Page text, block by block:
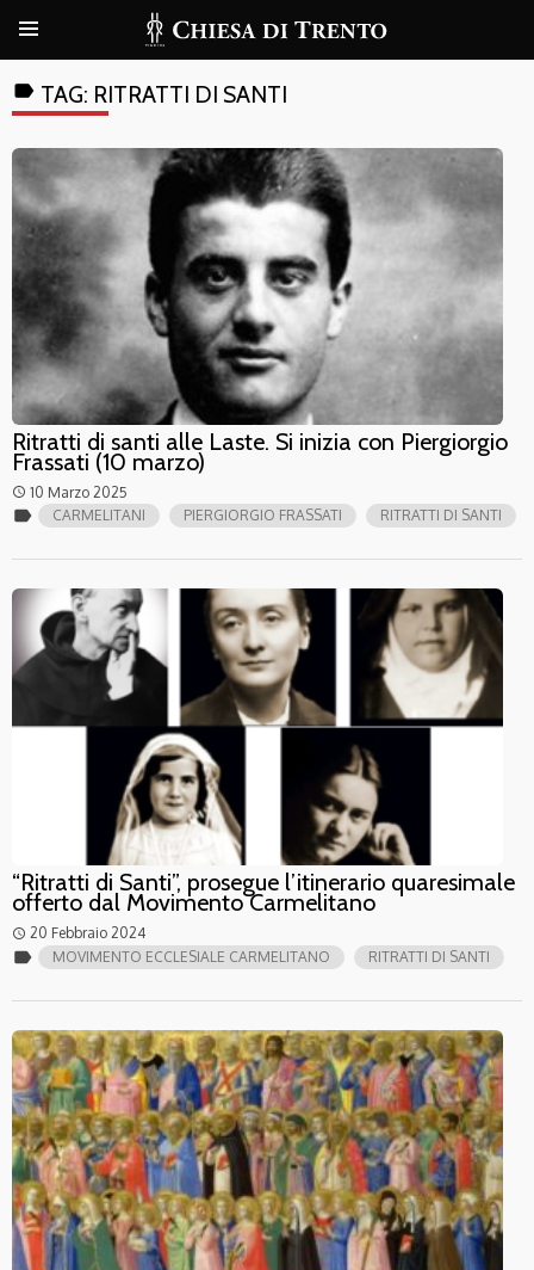
label TAG: RITRATTI DI SANTI
Ritratti di santi alle Laste. Si inizia con Piergiorgio
Frassati (10 marzo)
access_time 10 Marzo 2025
label CARMELITANI PIERGIORGIO FRASSATI RITRATTI DI SANTI
“Ritratti di Santi”, prosegue l’itinerario quaresimale
offerto dal Movimento Carmelitano
access_time 20 Febbraio 2024
label MOVIMENTO ECCLESIALE CARMELITANO RITRATTI DI SANTI